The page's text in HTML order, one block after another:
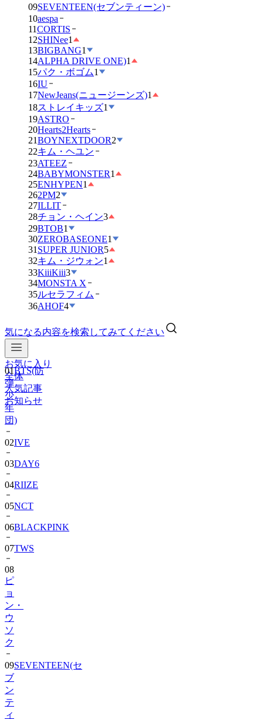
09SEVENTEEN(セブンティーン)
10aespa
11CORTIS
12SHINee1
13BIGBANG1
14ALPHA DRIVE ONE)1
15パク・ボゴム1
16IU
17NewJeans(ニュージーンズ)1
18ストレイキッズ1
19ASTRO
20Hearts2Hearts
21BOYNEXTDOOR2
22キム・ヘユン
23ATEEZ
24BABYMONSTER1
25ENHYPEN1
262PM2
27ILLIT
28チョン・ヘイン3
29BTOB1
30ZEROBASEONE1
31 SUPER JUNIOR5
32キム・ジウォン1
33KiiiKiii3
34MONSTA X
35ルセラフィム
36AHOF4
気になる内容を検索してみてください
お気に入り
全体
人気記事
お知らせ
01BTS(防
弾
少
年
団)
02IVE
03DAY6
04RIIZE
05NCT
06BLACKPINK
07TWS
08
ピ
ョ
ン・
ウ
ソ
ク
09SEVENTEEN(セ
ブ
ン
テ
ィ